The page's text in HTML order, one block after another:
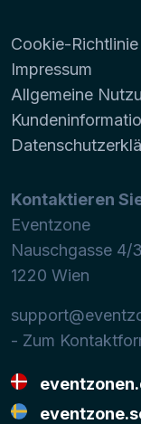
Cookie-Richtlinie
Impressum
Allgemeine
Kontaktieren
Eventzone
Nauschgasse 4/
1220 Wien
- Zum